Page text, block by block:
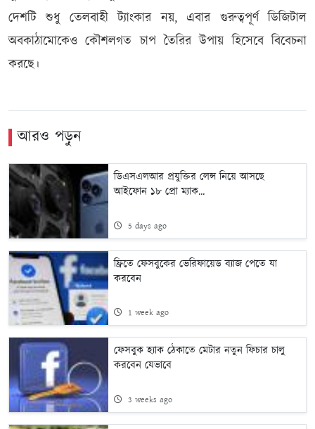
দেশটি শুধু তেলবাহী ট্যাংকার নয়, এবার গুরুত্বপূর্ণ ডিজিটাল
অবকাঠামোকেও কৌশলগত চাপ তৈরির উপায় হিসেবে বিবেচনা
করছে।
আরও পড়ুন
ডিএসএলআর প্রযুক্তির লেন্স নিয়ে আসছে
আইফোন ১৮ প্রো ম্যাক...
5 days ago
ফ্রিতে ফেসবুকের ভেরিফায়েড ব্যাজ পেতে যা
করবেন
1 week ago
ফেসবুক হ্যাক ঠেকাতে মেটার নতুন ফিচার চালু
করবেন যেভাবে
3 weeks ago